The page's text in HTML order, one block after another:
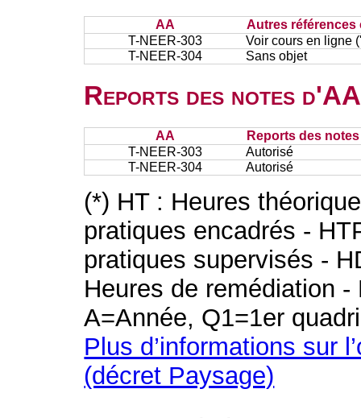
AA
Autres références
T-NEER-303
Voir cours en ligne
T-NEER-304
Sans objet
Reports des notes
AA
Reports des
T-NEER-303
Autorisé
T-NEER-304
Autorisé
(*) HT : Heures
pratiques encadrés -
pratiques supervisés -
Heures de remédiation
A=Année, Q1=1er
Plus d’informations sur
(décret Paysage)